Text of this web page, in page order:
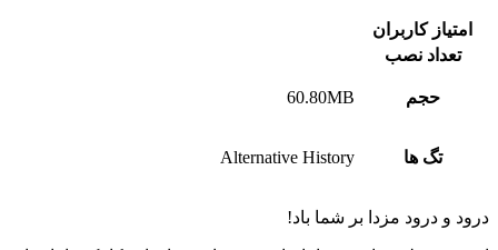
امتیاز کاربران
تعداد نصب
حجم 60.80MB
تگ ها Alternative History
درود و درود مزدا بر شما باد!